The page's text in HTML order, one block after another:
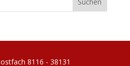
8116 - 38131